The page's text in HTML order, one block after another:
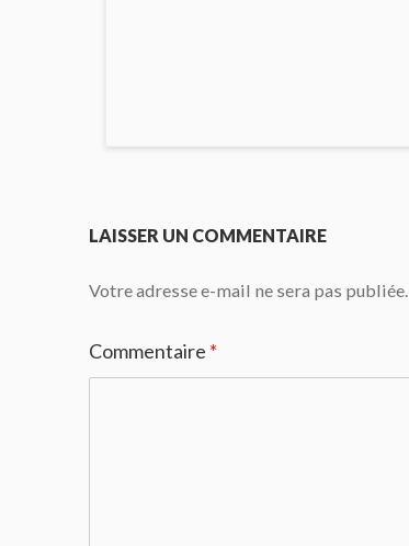
LAISSER UN COMMENTAIRE
Votre adresse e-mail ne sera pas publiée.
Commentaire *